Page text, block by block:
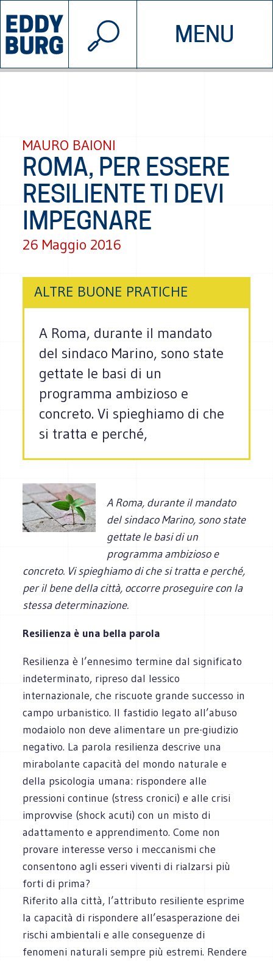
MENU
INIZIATIVE CHI SIAMO
© 2026 EDDYBURG
MAURO BAIONI
ROMA, PER ESSERE
RESILIENTE TI DEVI
IMPEGNARE
26 Maggio 2016
ALTRE BUONE PRATICHE
A Roma, durante il mandato
del sindaco Marino, sono state
gettate le basi di un
programma ambizioso e
concreto. Vi spieghiamo di che
si tratta e perché,
A Roma, durante il mandato
del sindaco Marino, sono state
gettate le basi di un
programma ambizioso e
concreto. Vi spieghiamo di che si tratta e perché,
per il bene della città, occorreproseguire con la
stessa determinazione.
Resilienza è una bella parola
Resilienza è l’ennesimo termine dal significato
indeterminato, ripreso dal lessico
internazionale, che riscuote grande successo in
campo urbanistico. Il fastidio legato all’abuso
modaiolo non deve alimentare un pre-giudizio
negativo. La parola resilienza descrive una
mirabolante capacità del mondo naturale e
della psicologia umana: rispondere alle
pressioni continue (stress cronici) e alle crisi
improvvise (shock acuti) con un misto di
adattamento e apprendimento. Come non
provare interesse verso i meccanismi che
consentono agli esseri viventi di rialzarsi più
forti di prima?
Riferito alla città, l’attributo resiliente esprime
la capacità di rispondere all’esasperazione dei
rischi ambientali e alle conseguenze di
fenomeni naturali sempre più estremi. Rendere